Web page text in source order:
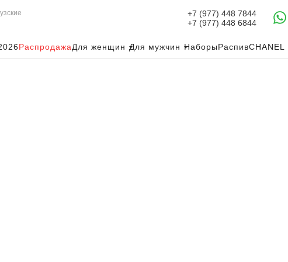
РаспродажаДля женщин Для мужчин НаборыРаспивCHANEL
+7 (977) 448 7844
+7 (977) 448 6844